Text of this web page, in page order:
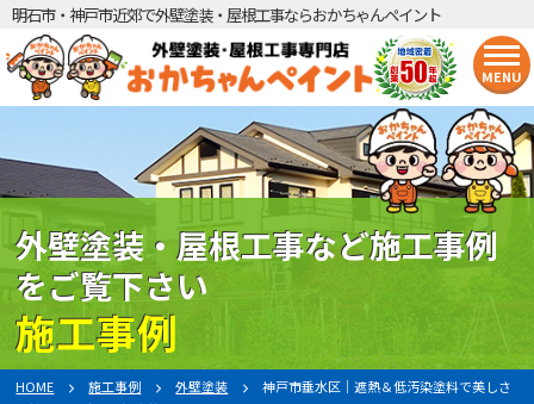
明石市・神戸市近郊で外壁塗装・屋根工事ならおかちゃんペイント
MENU
外壁塗装・屋根工事など施工事例
をご覧下さい
施工事例
HOME 施工事例 外壁塗装
神戸市垂水区｜遮熱＆低汚染塗料で美しさ